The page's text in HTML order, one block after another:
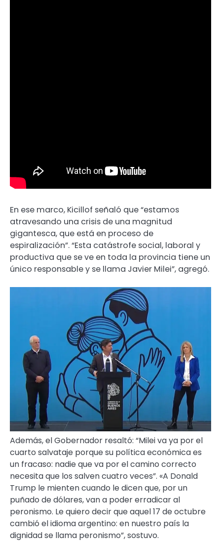
En ese marco, Kicillof señaló que “estamos
atravesando una crisis de una magnitud
gigantesca, que está en proceso de
espiralización”. “Esta catástrofe social, laboral y
productiva que se ve en toda la provincia tiene un
único responsable y se llama Javier Milei”, agregó.
Además, el Gobernador resaltó: “Milei va ya por el
cuarto salvataje porque su política económica es
un fracaso: nadie que va por el camino correcto
necesita que los salven cuatro veces”. «A Donald
Trump le mienten cuando le dicen que, por un
puñado de dólares, van a poder erradicar al
peronismo. Le quiero decir que aquel 17 de octubre
cambió el idioma argentino: en nuestro país la
dignidad se llama peronismo”, sostuvo.